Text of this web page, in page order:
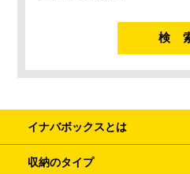
イナバボックスとは
収納のタイプ